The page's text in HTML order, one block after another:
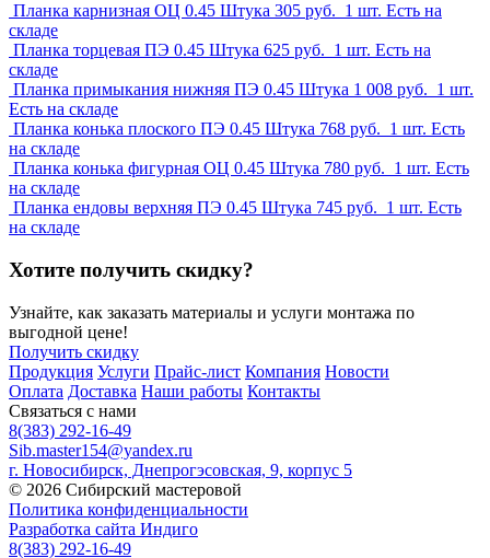
Планка карнизная ОЦ 0.45 Штука 305 руб. 1 шт. Есть на
складе
Планка торцевая ПЭ 0.45 Штука 625 руб. 1 шт. Есть на
складе
Планка примыкания нижняя ПЭ 0.45 Штука 1 008 руб. 1 шт.
Есть на складе
Планка конька плоского ПЭ 0.45 Штука 768 руб. 1 шт. Есть
на складе
Планка конька фигурная ОЦ 0.45 Штука 780 руб. 1 шт. Есть
на складе
Планка ендовы верхняя ПЭ 0.45 Штука 745 руб. 1 шт. Есть
на складе
Хотите получить скидку?
Узнайте, как заказать материалы и услуги монтажа по
выгодной цене!
Получить скидку
Продукция Услуги Прайс-лист Компания Новости
Оплата Доставка Наши работы Контакты
Связаться с нами
8(383) 292-16-49
Sib.master154@yandex.ru
г. Новосибирск, Днепрогэсовская, 9, корпус 5
© 2026 Сибирский мастеровой
Политика конфиденциальности
Разработка сайта Индиго
8(383) 292-16-49